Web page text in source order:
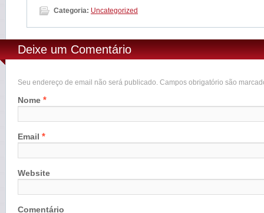
Categoria: Uncategorized
Deixe um Comentário
Seu endereço de email não será publicado. Campos obrigatório são
Nome *
Email *
Website
Comentário